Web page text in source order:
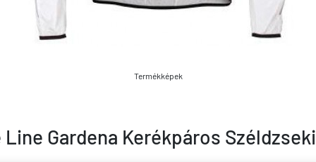
Termékképek
Line Gardena Kerékpáros